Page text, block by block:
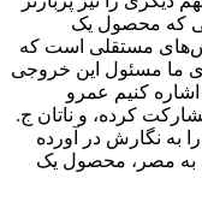
که محصول یک
مستقلی است که
ما مسئول این خروجی
کنیم عمرو
کرده،‌ و ناتان ج.
به نگارش در آورده
به مصر، محصول یک